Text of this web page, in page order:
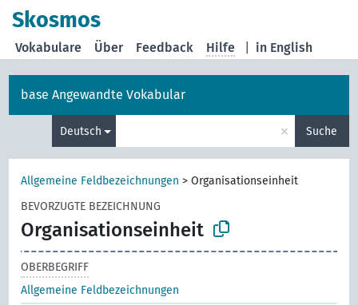
Skosmos
in English
Vokabulare Über Feedback Hilfe
base Angewandte Vokabular
Deutsch × Suche
Allgemeine Feldbezeichnungen >Organisationseinheit
BEVORZUGTE BEZEICHNUNG
Organisationseinheit
OBERBEGRIFF
Allgemeine Feldbezeichnungen